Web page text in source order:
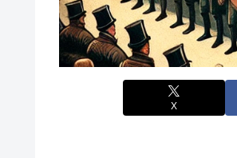
X